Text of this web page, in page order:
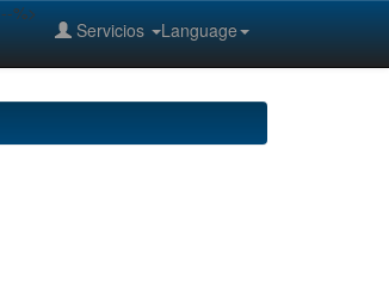
Language
Servicios
--%>